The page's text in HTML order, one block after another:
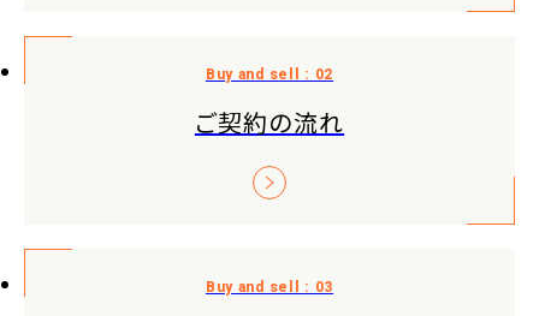
ご契約の流れ